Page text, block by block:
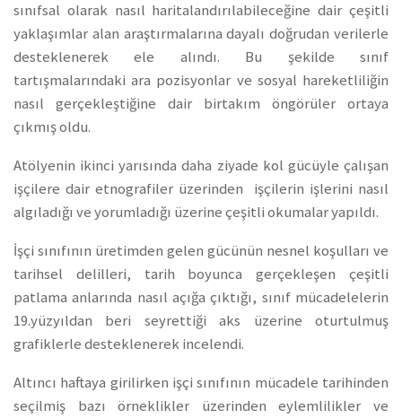
sınıfsal olarak nasıl haritalandırılabileceğine dair çeşitli
yaklaşımlar alan araştırmalarına dayalı doğrudan verilerle
desteklenerek ele alındı. Bu şekilde sınıf
tartışmalarındaki ara pozisyonlar ve sosyal hareketliliğin
nasıl gerçekleştiğine dair birtakım öngörüler ortaya
çıkmış oldu.
Atölyenin ikinci yarısında daha ziyade kol gücüyle çalışan
işçilere dair etnografiler üzerinden işçilerin işlerini nasıl
algıladığı ve yorumladığı üzerine çeşitli okumalar yapıldı.
İşçi sınıfının üretimden gelen gücünün nesnel koşulları ve
tarihsel delilleri, tarih boyunca gerçekleşen çeşitli
patlama anlarında nasıl açığa çıktığı, sınıf mücadelelerin
19.yüzyıldan beri seyrettiği aks üzerine oturtulmuş
grafiklerle desteklenerek incelendi.
Altıncı haftaya girilirken işçi sınıfının mücadele tarihinden
seçilmiş bazı örneklikler üzerinden eylemlilikler ve